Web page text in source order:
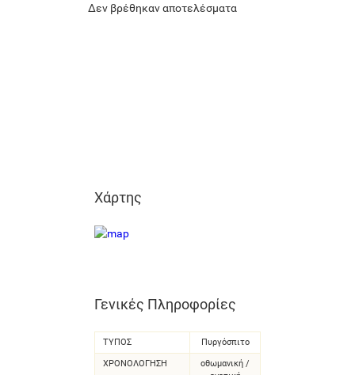
Δεν βρέθηκαν αποτελέσματα
Χάρτης
Γενικές Πληροφορίες
ΤΥΠΟΣ Πυργόσπιτο
ΧΡΟΝΟΛΌΓΗΣΗ
οθωμανική /